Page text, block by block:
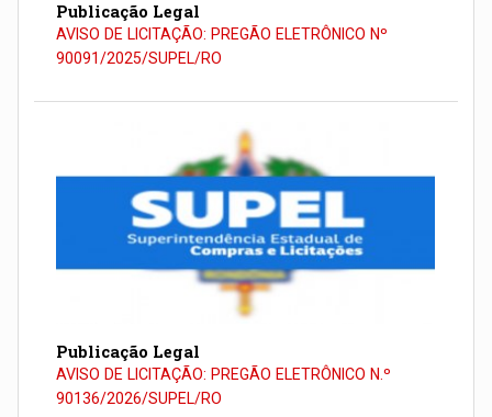
Publicação Legal
AVISO DE LICITAÇÃO: PREGÃO ELETRÔNICO Nº
90091/2025/SUPEL/RO
Publicação Legal
AVISO DE LICITAÇÃO: PREGÃO ELETRÔNICO N.º
90136/2026/SUPEL/RO